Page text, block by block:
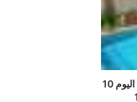
عروض استراحات وشاليهات الرياض اليوم 10